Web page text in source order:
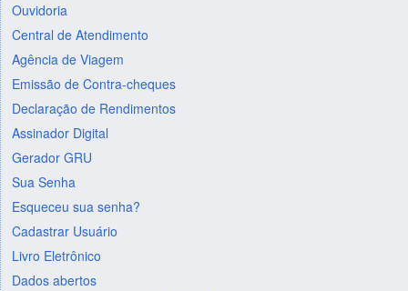
Ouvidoria
Central de Atendimento
Agência de Viagem
Emissão de Contra-cheques
Declaração de Rendimentos
Assinador Digital
Gerador GRU
Sua Senha
Esqueceu sua senha?
Cadastrar Usuário
Livro Eletrônico
Dados abertos